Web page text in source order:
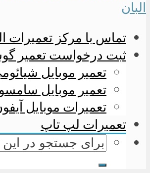
تماس با مرکز تعمیرات
ثبت درخواست تعمیر
تعمیر موبایل
تعمیر موبایل
تعمیرات موبایل
تعمیرات لپ تاپ